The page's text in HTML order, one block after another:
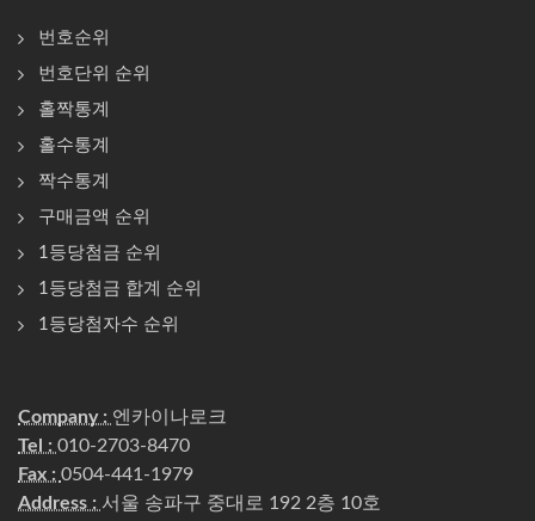
번호순위
번호단위 순위
홀짝통계
홀수통계
짝수통계
구매금액 순위
1등당첨금 순위
1등당첨금 합계 순위
1등당첨자수 순위
Company : 엔카이나로크
Tel : 010-2703-8470
Fax : 0504-441-1979
Address : 서울 송파구 중대로 192 2층 10호